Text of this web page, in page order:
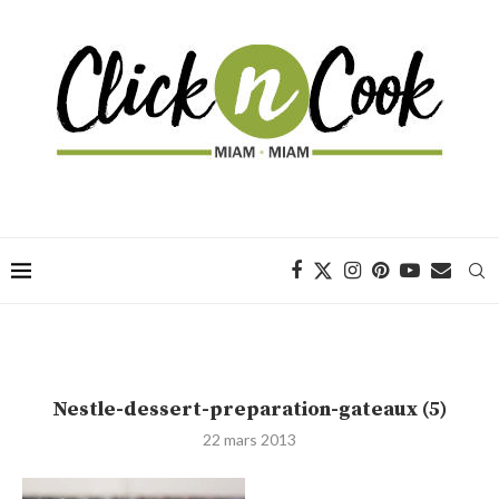
Nestle-dessert-preparation-gateaux (5)
22 mars 2013